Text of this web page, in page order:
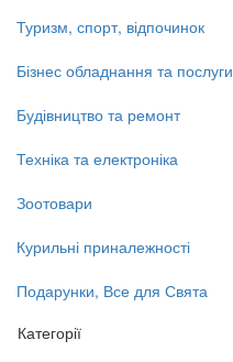
Туризм, спорт, відпочинок
Бізнес обладнання та послуги
Будівництво та ремонт
Техніка та електроніка
Зоотовари
Курильні приналежності
Подарунки, Все для Свята
Категорії